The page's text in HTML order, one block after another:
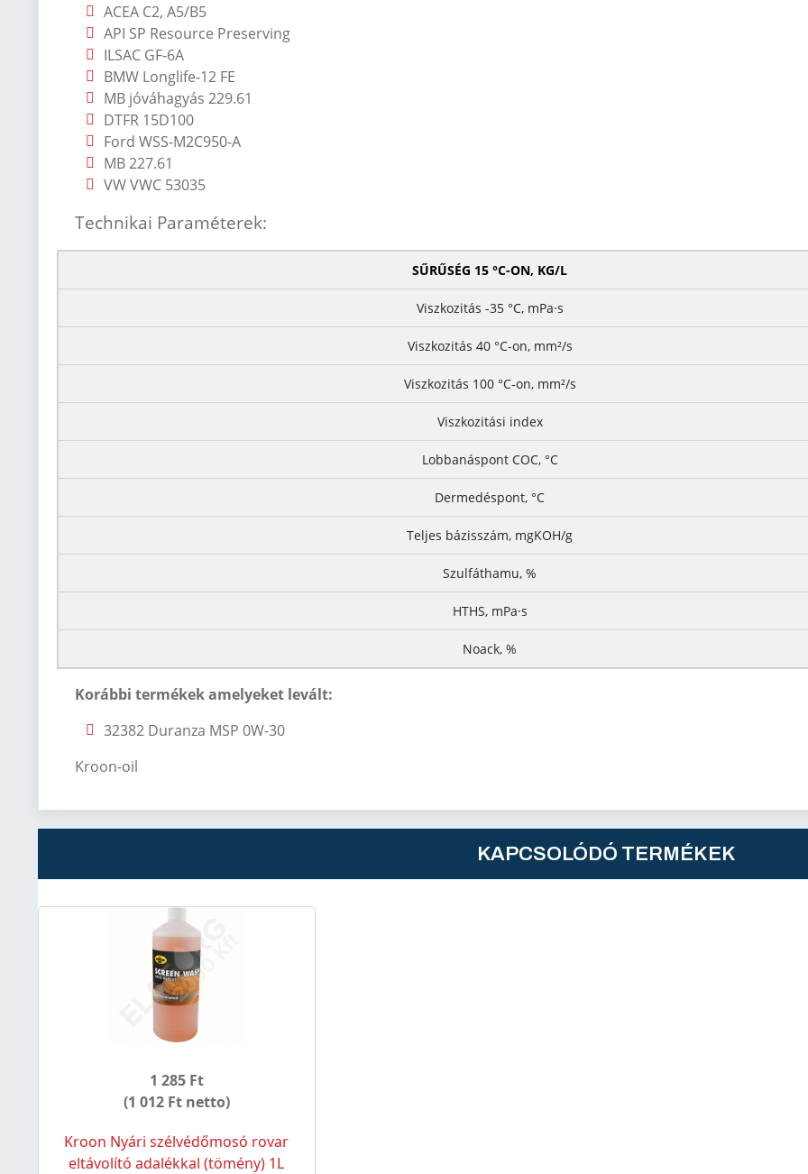
ACEA C2, A5/B5
API SP Resource Preserving
ILSAC GF-6A
BMW Longlife-12 FE
MB jóváhagyás 229.61
DTFR 15D100
Ford WSS-M2C950-A
MB 227.61
VW VWC 53035
Technikai Paraméterek:
SŰRŰSÉG 15 °C-ON, KG/L
Viszkozitás -35 °C, mPa·s
Viszkozitás 40 °C-on, mm²/s
Viszkozitás 100 °C-on, mm²/s
Viszkozitási index
Lobbanáspont COC, °C
Dermedéspont, °C
Teljes bázisszám, mgKOH/g
Szulfáthamu, %
HTHS, mPa·s
Noack, %
Korábbi termékek amelyeket levált:
32382 Duranza MSP 0W-30
Kroon-oil
KAPCSOLÓDÓ TERMÉKEK
1 285 Ft
(1 012 Ft netto)
Kroon Nyári szélvédőmosó rovar
eltávolító adalékkal (tömény) 1L